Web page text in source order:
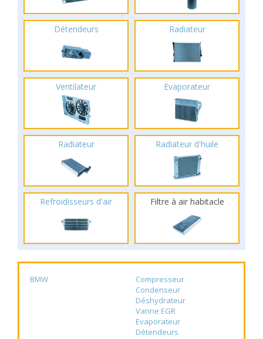
Détendeurs Radiateur
Ventilateur Evaporateur
Radiateur Radiateur d'huile
Refroidisseurs d'air Filtre à air habitacle
BMW
Compresseur
Condenseur
Déshydrateur
Vanne EGR
Evaporateur
Détendeurs